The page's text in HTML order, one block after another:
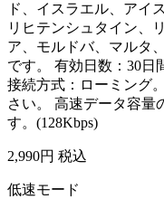
ド、イスラエル、アイ
リヒテンシュタイン、
ア、モルドバ、マルタ
です。 有効日数：30日
接続方式：ローミング
さい。 高速データ容量
す。(128Kbps)
2,990円 税込
低速モード